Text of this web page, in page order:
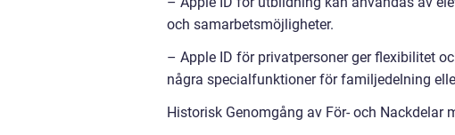
och samarbetsmöjligheter.
– Apple ID för privatpersoner ger flexibilitet
några specialfunktioner för familjedelning
Historisk Genomgång av För- och Nackdelar